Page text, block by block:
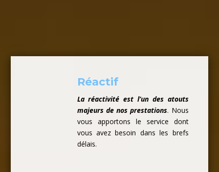
Réactif
La réactivité est l’un des atouts
majeurs de nos prestations. Nous
vous apportons le service dont
vous avez besoin dans les brefs
délais.